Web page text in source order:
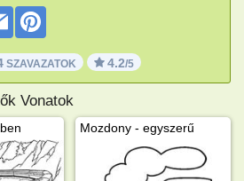
SZAVAZATOK 4.2/5
Vonatok
Mozdony - egyszerű